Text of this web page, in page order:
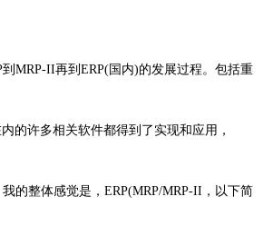
到MRP-II再到ERP(国内)的发展过程。包括重
的许多相关软件都得到了实现和应用，
的整体感觉是，ERP(MRP/MRP-II，以下简